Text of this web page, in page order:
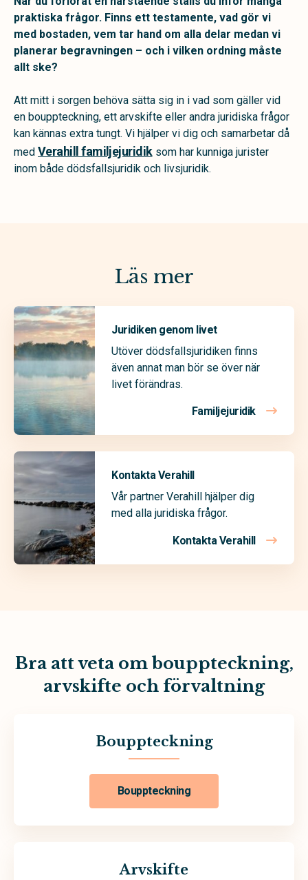
praktiska frågor. Finns ett testamente, vad gör vi
med bostaden, vem tar hand om alla delar medan vi
planerar begravningen – och i vilken ordning måste
allt ske?
Att mitt i sorgen behöva sätta sig in i vad som gäller vid
en bouppteckning, ett arvskifte eller andra juridiska frågor
kan kännas extra tungt. Vi hjälper vi dig och samarbetar då
med Verahill familjejuridiksom har kunniga jurister
inom både dödsfallsjuridik och livsjuridik.
Läs mer
Juridiken genom livet
Utöver dödsfallsjuridiken finns
även annat man bör se över när
livet förändras.
Familjejuridik
Kontakta Verahill
Vår partner Verahill hjälper dig
med alla juridiska frågor.
Kontakta Verahill
Bra att veta om bouppteckning,
arvskifte och förvaltning
Bouppteckning
Bouppteckning
Arvskifte